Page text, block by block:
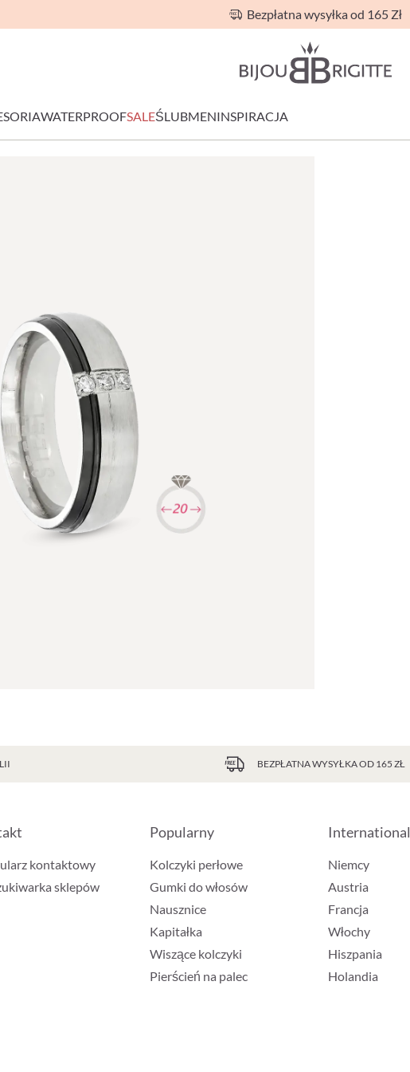
Bezpłatna wysyłka od 165 Zł
WATERPROOFSALEŚLUBMENINSPIRACJA
BEZPŁATNA WYSYŁKA OD 165 ZŁ
kontaktowy
sklepów
Popularny
Kolczyki perłowe
Gumki do włosów
Nausznice
Kapitałka
Wiszące kolczyki
Pierścień na palec
International
Niemcy
Austria
Francja
Włochy
Hiszpania
Holandia